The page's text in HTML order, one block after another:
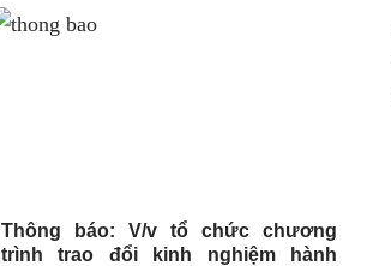
Thông báo: V/v tổ chức chương
trình trao đổi kinh nghiệm hành